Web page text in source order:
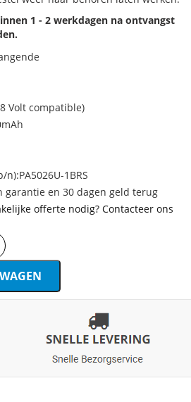
1 - 2 werkdagen na ontvangst
Volt compatible)
1BRS
garantie en 30 dagen geld terug
offerte nodig? Contacteer ons